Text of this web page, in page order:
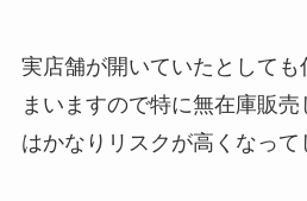
実店舗が開いていたとしても
まいますので特に無在庫販
はかなりリスクが高くなって